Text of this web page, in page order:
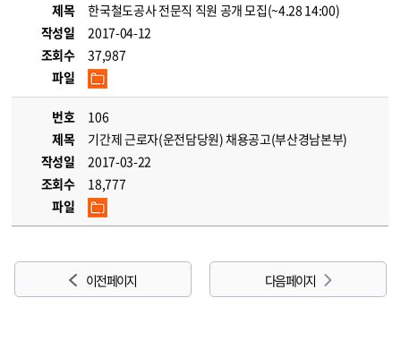
제목
한국철도공사 전문직 직원 공개 모집(~4.28 14:00)
작성일
2017-04-12
조회수
37,987
파일
번호
106
제목
기간제 근로자(운전담당원) 채용공고(부산경남본부)
작성일
2017-03-22
조회수
18,777
파일
이전 페이지 다음 페이지